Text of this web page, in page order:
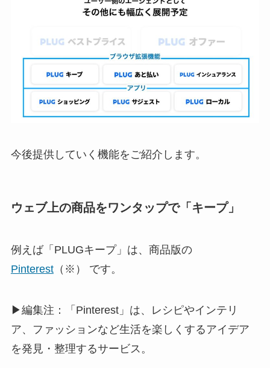
今後提供していく機能をご紹介します。
ウェブ上の商品をワンタップで「キープ」
例えば「PLUGキープ」は、商品版の
Pinterest（※） です。
▶編集注：「Pinterest」は、レシピやインテリ
ア、ファッションなど生活を楽しくするアイデア
を発見・整理するサービス。